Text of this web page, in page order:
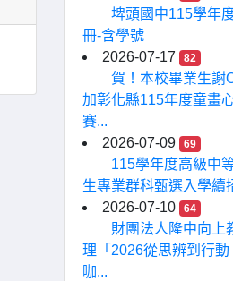
埤頭國中115學年
冊-含學號
2026-07-17
82
賀！本校畢業生謝
加彰化縣115年度童畫
賽...
2026-07-09
69
115學年度高級中
生專業群科甄選入學續
2026-07-10
64
財團法人隆中向上
理「2026從思辨到行
咖...